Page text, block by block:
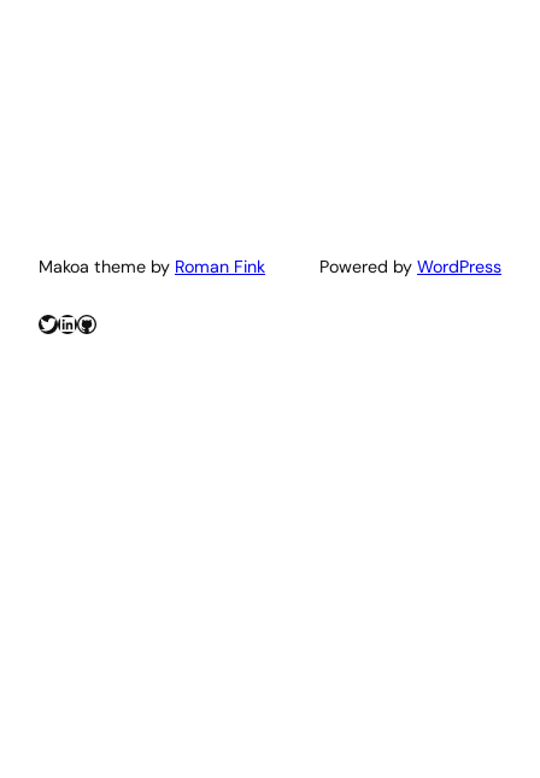
Makoa theme by Roman Fink Powered by WordPress
Twitter
LinkedIn
GitHub